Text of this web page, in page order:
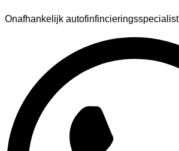
Onafhankelijk autofinfincieringsspecialist